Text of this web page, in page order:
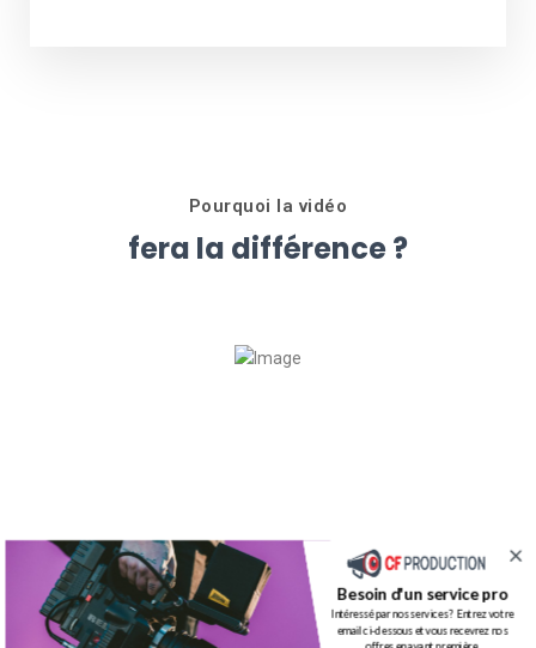
Pourquoi la vidéo
fera la différence ?
Besoin d'un service pro
Intéressé par nos services ? Entrez votre
email ci-dessous et vous recevrez nos
offres en avant première.